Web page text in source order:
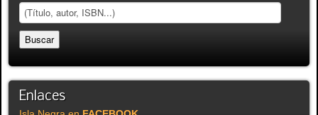
Enlaces